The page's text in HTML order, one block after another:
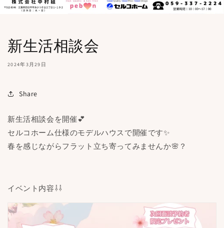
新生活相談会
2024年3月29日
Share
新生活相談会を開催💕
セルコホーム仕様のモデルハウスで開催です✨
春を感じながらフラット立ち寄ってみませんか🌸？
イベント内容⇩⇩